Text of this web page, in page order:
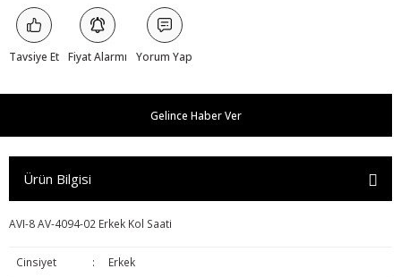
Tavsiye Et Fiyat Alarmı Yorum Yap
Gelince Haber Ver
Ürün Bilgisi
AVI-8 AV-4094-02 Erkek Kol Saati
Cinsiyet : Erkek